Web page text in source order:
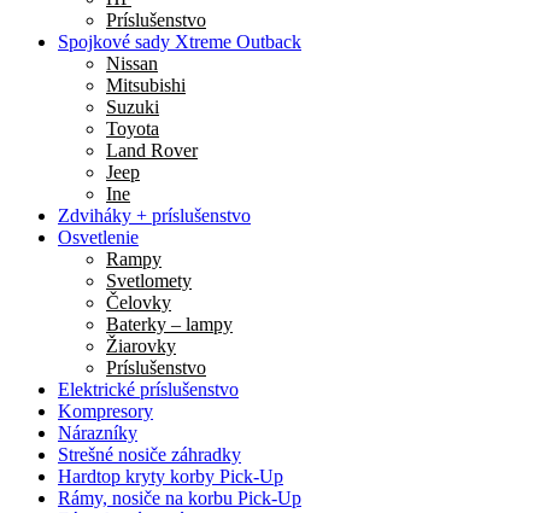
Príslušenstvo
Spojkové sady Xtreme Outback
Nissan
Mitsubishi
Suzuki
Toyota
Land Rover
Jeep
Ine
Zdviháky + príslušenstvo
Osvetlenie
Rampy
Svetlomety
Čelovky
Baterky – lampy
Žiarovky
Príslušenstvo
Elektrické príslušenstvo
Kompresory
Nárazníky
Strešné nosiče záhradky
Hardtop kryty korby Pick-Up
Rámy, nosiče na korbu Pick-Up